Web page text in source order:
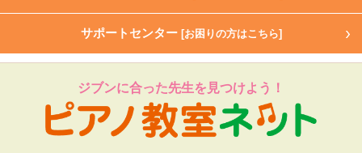
サポートセンター [お困りの方はこちら]
ジブンに合った先生を見つけよう！